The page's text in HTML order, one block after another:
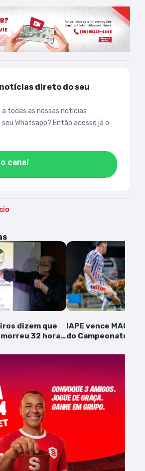
direto do seu
todas as nossas notícias
Whatsapp? Então acesse já o
canal
dizem que
32 horas
IAPE vence MAC e
do Campeonato